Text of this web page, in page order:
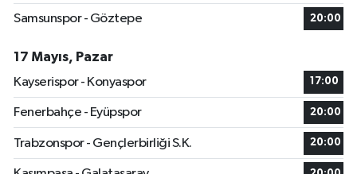
Samsunspor - Göztepe 20:00
17 Mayıs, Pazar
Kayserispor - Konyaspor
17:00
Fenerbahçe - Eyüpspor 20:00
Trabzonspor - Gençlerbirliği S.K. 20:00